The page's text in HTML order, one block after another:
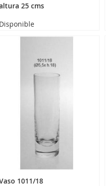
25 cms
Disponible
1011/18